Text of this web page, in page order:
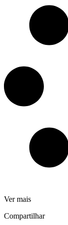
Ver mais
Compartilhar